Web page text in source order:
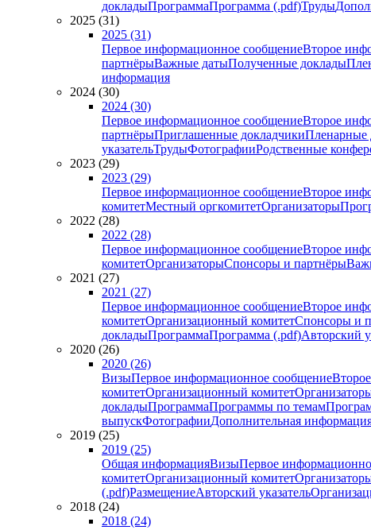
докладыПрограммаПрограмма (.pdf)Труды
2025 (31)
2025 (31)
Первое информационное сообщениеВторое
партнёрыВажные датыПолученные доклады
информация
2024 (30)
2024 (30)
Первое информационное сообщениеВторое
партнёрыПриглашенные докладчикиПленарные
указательТрудыФотографииРодственные
2023 (29)
2023 (29)
Первое информационное сообщениеВторое
комитетМестный оргкомитетОрганизаторы
2022 (28)
2022 (28)
Первое информационное сообщениеВторое
комитетОрганизаторыСпонсоры и партнёры
2021 (27)
2021 (27)
Первое информационное сообщениеВторое
комитетОрганизационный комитетСпонсоры и
докладыПрограммаПрограмма (.pdf)Авторский
2020 (26)
2020 (26)
ВизыПервое информационное сообщение
комитетОрганизационный комитет
докладыПрограммаПрограммы по темам
выпускФотографииДополнительная
2019 (25)
2019 (25)
Общая информацияВизыПервое
комитетОрганизационный комитет
(.pdf)РазмещениеАвторский указатель
2018 (24)
2018 (24)